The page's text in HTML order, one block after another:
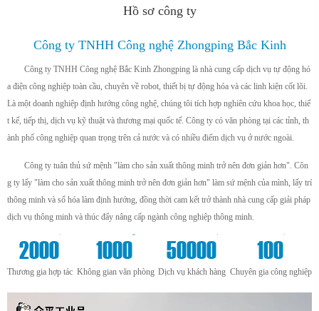
Hồ sơ công ty
Công ty TNHH Công nghệ Zhongping Bắc Kinh
Công ty TNHH Công nghệ Bắc Kinh Zhongping là nhà cung cấp dịch vụ tự động hó
a điện công nghiệp toàn cầu, chuyên về robot, thiết bị tự động hóa và các linh kiện cốt lõi.
Là một doanh nghiệp định hướng công nghệ, chúng tôi tích hợp nghiên cứu khoa học, thiế
t kế, tiếp thị, dịch vụ kỹ thuật và thương mại quốc tế. Công ty có văn phòng tại các tỉnh, th
ành phố công nghiệp quan trọng trên cả nước và có nhiều điểm dịch vụ ở nước ngoài.
Công ty tuân thủ sứ mệnh "làm cho sản xuất thông minh trở nên đơn giản hơn". Côn
g ty lấy "làm cho sản xuất thông minh trở nên đơn giản hơn" làm sứ mệnh của mình, lấy trí
thông minh và số hóa làm định hướng, đồng thời cam kết trở thành nhà cung cấp giải pháp
dịch vụ thông minh và thúc đẩy nâng cấp ngành công nghiệp thông minh.
2000
+
Thương gia hợp tác
1000
m²
Không gian văn phòng
50000
+
Dịch vụ khách hàng
100
+
Chuyên gia công nghiệp